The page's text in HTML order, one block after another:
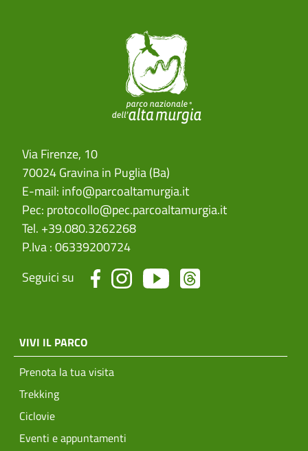
Via Firenze, 10
70024 Gravina in Puglia (Ba)
E-mail: info@parcoaltamurgia.it
Pec: protocollo@pec.parcoaltamurgia.it
Tel. +39.080.3262268
P.Iva : 06339200724
Seguici su
menu top footer
VIVI IL PARCO
Prenota la tua visita
Trekking
Ciclovie
Eventi e appuntamenti